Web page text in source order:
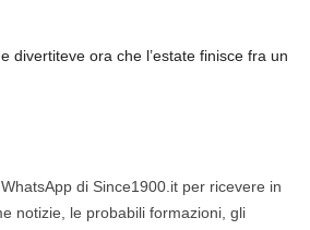
divertiteve ora che l’estate finisce fra un
di Since1900.it per ricevere in
notizie, le probabili formazioni, gli